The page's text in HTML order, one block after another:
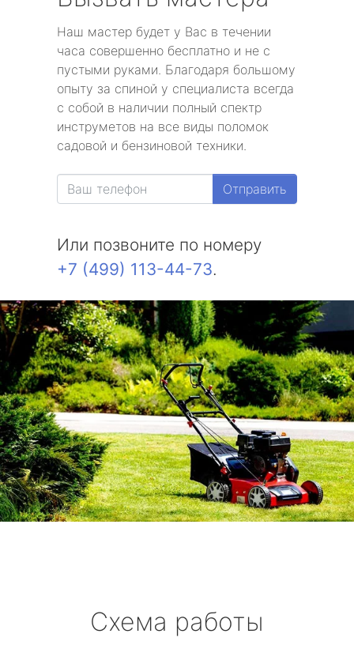
Наш мастер будет у Вас в течении
часа совершенно бесплатно и не с
пустыми руками. Благодаря большому
опыту за спиной у специалиста всегда
с собой в наличии полный спектр
инструметов на все виды поломок
садовой и бензиновой техники.
Отправить
Или позвоните по номеру
+7 (499) 113-44-73.
Схема работы